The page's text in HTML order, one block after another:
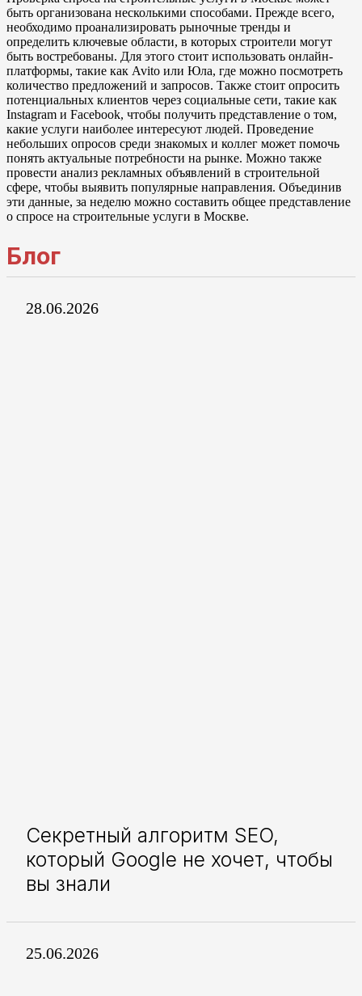
быть организована несколькими способами. Прежде всего,
необходимо проанализировать рыночные тренды и
определить ключевые области, в которых строители могут
быть востребованы. Для этого стоит использовать онлайн-
платформы, такие как Avito или Юла, где можно посмотреть
количество предложений и запросов. Также стоит опросить
потенциальных клиентов через социальные сети, такие как
Instagram и Facebook, чтобы получить представление о том,
какие услуги наиболее интересуют людей. Проведение
небольших опросов среди знакомых и коллег может помочь
понять актуальные потребности на рынке. Можно также
провести анализ рекламных объявлений в строительной
сфере, чтобы выявить популярные направления. Объединив
эти данные, за неделю можно составить общее представление
о спросе на строительные услуги в Москве.
Блог
28.06.2026
Секретный алгоритм SEO,
который Google не хочет, чтобы
вы знали
25.06.2026